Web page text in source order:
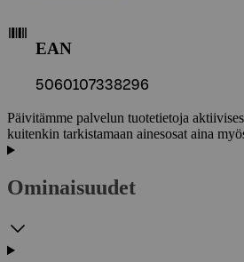
EAN
5060107338296
Päivitämme palvelun tuotetietoja
kuitenkin tarkistamaan ainesosat aina
Ominaisuudet